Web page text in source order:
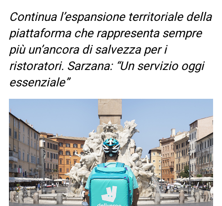
Continua l’espansione territoriale della
piattaforma che rappresenta sempre
più un’ancora di salvezza per i
ristoratori. Sarzana: “Un servizio oggi
essenziale”